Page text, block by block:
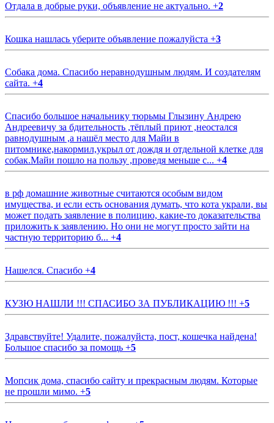
Отдала в добрые руки, объявление не актуально. +2
Кошка нашлась уберите объявление пожалуйста +3
Собака дома. Спасибо неравнодушным людям. И создателям
сайта. +4
Спасибо большое начальнику тюрьмы Глызину Андрею
Андреевичу за бдительность ,тёплый приют ,неостался
равнодушным ,а нашёл место для Майи в
питомнике,накормил,укрыл от дождя и отдельной клетке для
собак.Майи пошло на пользу ,проведя меньше с... +4
в рф домашние животные считаются особым видом
имущества, и если есть основания думать, что кота украли, вы
может подать заявление в полицию, какие-то доказательства
приложить к заявлению. Но они не могут просто зайти на
частную территорию б... +4
Нашелся. Спасибо +4
КУЗЮ НАШЛИ !!! СПАСИБО ЗА ПУБЛИКАЦИЮ !!! +5
Здравствуйте! Удалите, пожалуйста, пост, кошечка найдена!
Большое спасибо за помощь +5
Мопсик дома, спасибо сайту и прекрасным людям. Которые
не прошли мимо. +5